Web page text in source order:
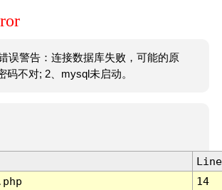
误警告：连接数据库失败，可能的原
码不对; 2、mysql未启动。
Line
14